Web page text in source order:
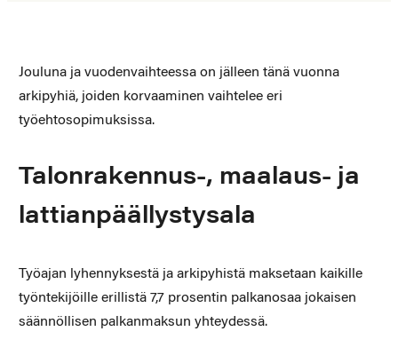
Jouluna ja vuodenvaihteessa on jälleen tänä vuonna
arkipyhiä, joiden korvaaminen vaihtelee eri
työehtosopimuksissa.
Talonrakennus-, maalaus- ja
lattianpäällystysala
Työajan lyhennyksestä ja arkipyhistä maksetaan kaikille
työntekijöille erillistä 7,7 prosentin palkanosaa jokaisen
säännöllisen palkanmaksun yhteydessä.